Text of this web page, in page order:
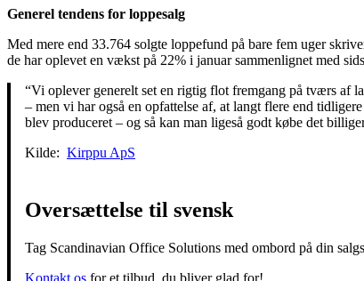
Generel tendens for loppesalg
Med mere end 33.764 solgte loppefund på bare fem uger
de har oplevet en vækst på 22% i januar sammenlignet med
“Vi oplever generelt set en rigtig flot fremgang på tværs af
– men vi har også en opfattelse af, at langt flere end
blev produceret – og så kan man ligeså godt købe det
Kilde: Kirppu ApS
Oversættelse til svensk
Tag Scandinavian Office Solutions med ombord på din
Kontakt os for et tilbud, du bliver glad for!